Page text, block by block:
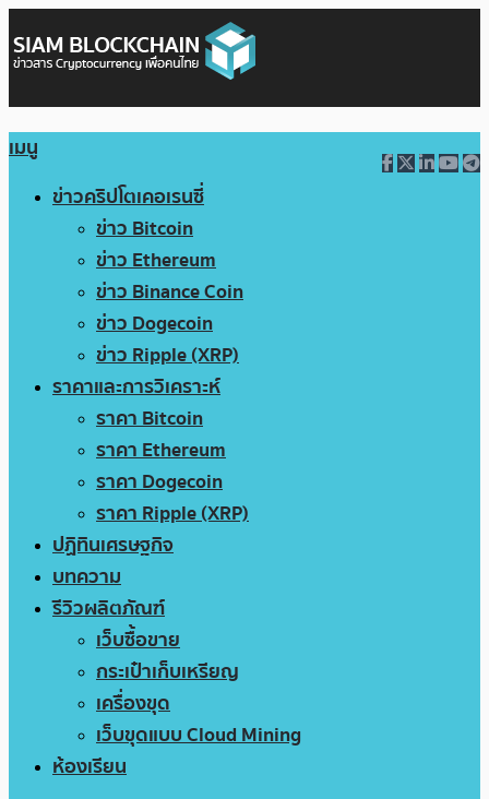
เมนู
ข่าวคริปโตเคอเรนซี่
ข่าว Bitcoin
ข่าว Ethereum
ข่าว Binance Coin
ข่าว Dogecoin
ข่าว Ripple (XRP)
ราคาและการวิเคราะห์
ราคา Bitcoin
ราคา Ethereum
ราคา Dogecoin
ราคา Ripple (XRP)
ปฏิทินเศรษฐกิจ
บทความ
รีวิวผลิตภัณฑ์
เว็บซื้อขาย
กระเป๋าเก็บเหรียญ
เครื่องขุด
เว็บขุดแบบ Cloud Mining
ห้องเรียน